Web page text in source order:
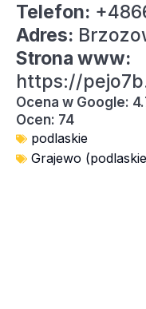
Telefon:
Adres:
Strona www:
https://
Ocena w Google:
Ocen: 74
podlaskie
Grajewo